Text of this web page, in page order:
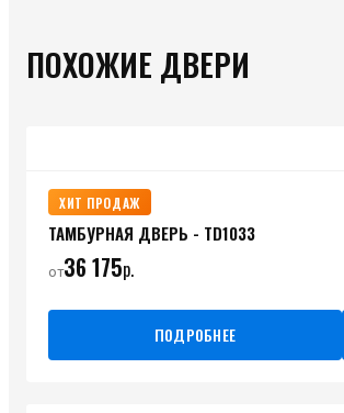
ПОХОЖИЕ ДВЕРИ
ХИТ ПРОДАЖ
ТАМБУРНАЯ ДВЕРЬ - TD1033
от36 175р.
ПОДРОБНЕЕ